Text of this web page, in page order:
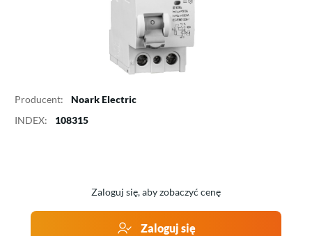
Producent:
Noark Electric
INDEX:
108315
Zaloguj się, aby zobaczyć cenę
Zaloguj się